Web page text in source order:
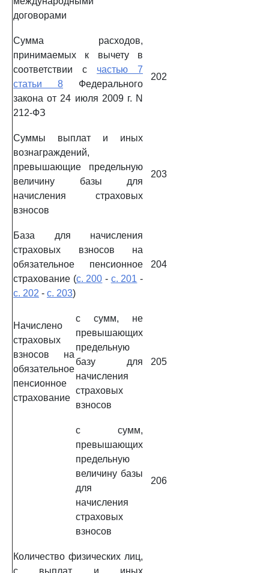
договорами
Сумма расходов,
принимаемых к вычету в
соответствии с частью 7
статьи 8 Федерального
закона от 24 июля 2009 г. N
212-ФЗ
202
Суммы выплат и иных
вознаграждений,
превышающие предельную
величину базы для
начисления страховых
взносов
203
База для начисления
страховых взносов на
обязательное пенсионное
страхование (с. 200 - с. 201 -
с. 202 - с. 203)
204
Начислено
страховых
взносов на
обязательное
пенсионное
страхование
с сумм, не
превышающих
предельную
базу для
начисления
страховых
взносов
205
с сумм,
превышающих
предельную
величину базы
для
начисления
страховых
взносов
206
Количество физических лиц,
с выплат и иных